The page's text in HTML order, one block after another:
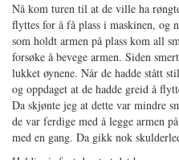
Nå kom turen til at de ville ha
flyttes for å få plass i maskinen, og
som holdt armen på plass kom all
forsøke å bevege armen. Siden
lukket øynene. Når de hadde stått
og oppdaget at de hadde greid å
Da skjønte jeg at dette var mindre
de var ferdige med å legge armen
med en gang. Da gikk nok